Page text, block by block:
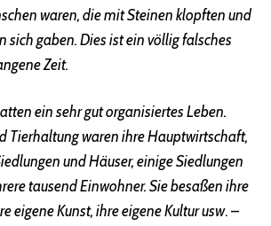
waren, die mit Steinen klopften und
sich gaben. Dies ist ein völlig falsches
Zeit.
ein sehr gut organisiertes Leben.
Tierhaltung waren ihre Hauptwirtschaft,
und Häuser, einige Siedlungen
tausend Einwohner. Sie besaßen ihre
eigene Kunst, ihre eigene Kultur usw. –